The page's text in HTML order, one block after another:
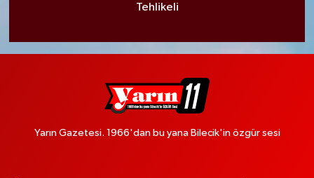
Tehlikeli
Yarın Gazetesi. 1966'dan bu yana Bilecik'in özgür sesi